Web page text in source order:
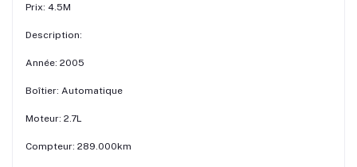
Prix: 4.5M
Description:
Année: 2005
Boîtier: Automatique
Moteur: 2.7L
Compteur: 289.000km